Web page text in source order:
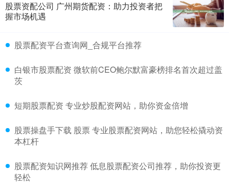
股票资配公司 广州期货配资：助力投资者把
握市场机遇
股票配资平台查询网_合规平台推荐
白银市股票配资 微软前CEO鲍尔默富豪榜排名首次超过盖
茨
短期股票配资 专业炒股配资网站，助你资金倍增
股票操盘手下载 股票 专业股票配资网站，助您轻松撬动资
本杠杆
股票配资知识网推荐 低息股票配资公司推荐，助你投资更
轻松